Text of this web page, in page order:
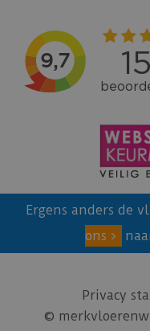
Ergens anders de
ons
Privacy
©